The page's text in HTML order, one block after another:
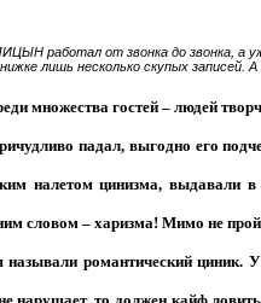
работал от звонка до звонка, а
лишь несколько скупых
множества гостей – людей
падал, выгодно его
налетом цинизма, выдавали в
словом – харизма! Мимо не
романтический циник.